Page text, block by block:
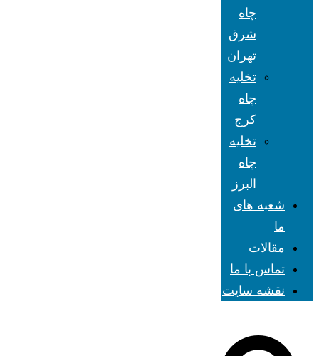
چاه
شرق
تهران
تخلیه
چاه
کرج
تخلیه
چاه
البرز
شعبه های
ما
مقالات
تماس با ما
نقشه سایت